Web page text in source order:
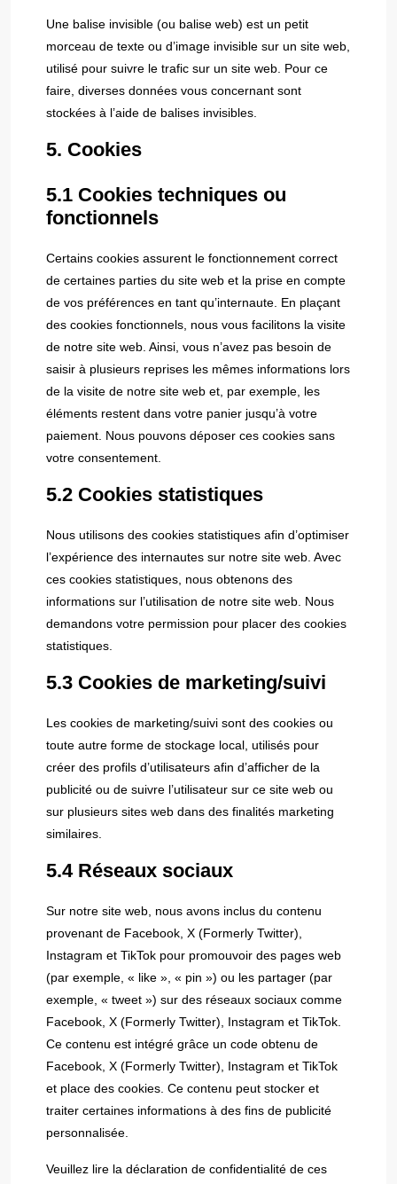
Une balise invisible (ou balise web) est un petit
morceau de texte ou d’image invisible sur un site web,
utilisé pour suivre le trafic sur un site web. Pour ce
faire, diverses données vous concernant sont
stockées à l’aide de balises invisibles.
5. Cookies
5.1 Cookies techniques ou
fonctionnels
Certains cookies assurent le fonctionnement correct
de certaines parties du site web et la prise en compte
de vos préférences en tant qu’internaute. En plaçant
des cookies fonctionnels, nous vous facilitons la visite
de notre site web. Ainsi, vous n’avez pas besoin de
saisir à plusieurs reprises les mêmes informations lors
de la visite de notre site web et, par exemple, les
éléments restent dans votre panier jusqu’à votre
paiement. Nous pouvons déposer ces cookies sans
votre consentement.
5.2 Cookies statistiques
Nous utilisons des cookies statistiques afin d’optimiser
l’expérience des internautes sur notre site web. Avec
ces cookies statistiques, nous obtenons des
informations sur l’utilisation de notre site web. Nous
demandons votre permission pour placer des cookies
statistiques.
5.3 Cookies de marketing/suivi
Les cookies de marketing/suivi sont des cookies ou
toute autre forme de stockage local, utilisés pour
créer des profils d’utilisateurs afin d’afficher de la
publicité ou de suivre l’utilisateur sur ce site web ou
sur plusieurs sites web dans des finalités marketing
similaires.
5.4 Réseaux sociaux
Sur notre site web, nous avons inclus du contenu
provenant de Facebook, X (Formerly Twitter),
Instagram et TikTok pour promouvoir des pages web
(par exemple, « like », « pin ») ou les partager (par
exemple, « tweet ») sur des réseaux sociaux comme
Facebook, X (Formerly Twitter), Instagram et TikTok.
Ce contenu est intégré grâce un code obtenu de
Facebook, X (Formerly Twitter), Instagram et TikTok
et place des cookies. Ce contenu peut stocker et
traiter certaines informations à des fins de publicité
personnalisée.
Veuillez lire la déclaration de confidentialité de ces